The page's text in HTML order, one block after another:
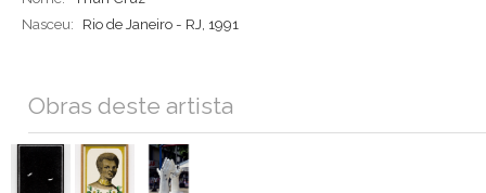
Nasceu:
Rio de Janeiro - RJ, 1991
Obras deste artista